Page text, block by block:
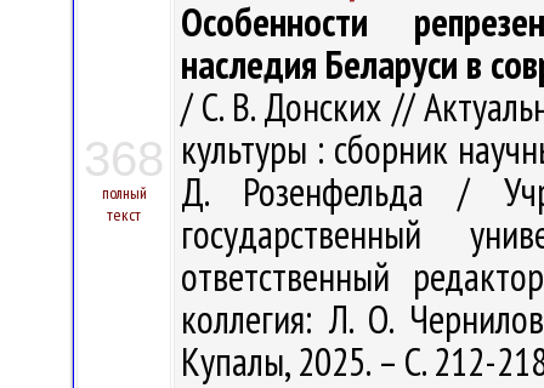
368
полный
текст
Особенности
наследия Беларуси в
/ С. В. Донских //
культуры : сборник
Д. Розенфельда /
государственный
ответственный
коллегия: Л. О.
Купалы, 2025. – С. 212-